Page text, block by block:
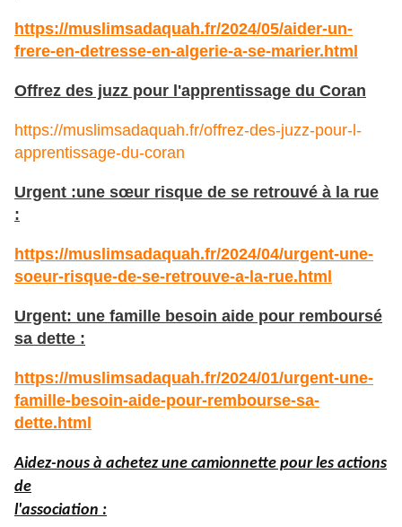
https://muslimsadaquah.fr/2024/05/aider-un-
frere-en-detresse-en-algerie-a-se-marier.html
Offrez des juzz pour l'apprentissage du Coran
https://muslimsadaquah.fr/offrez-des-juzz-pour-l-
apprentissage-du-coran
Urgent :une sœur risque de se retrouvé à la rue
:
https://muslimsadaquah.fr/2024/04/urgent-une-
soeur-risque-de-se-retrouve-a-la-rue.html
Urgent: une famille besoin aide pour remboursé
sa dette :
https://muslimsadaquah.fr/2024/01/urgent-une-
famille-besoin-aide-pour-rembourse-sa-
dette.html
Aidez-nous à achetez une camionnette pour les actions
de
l'association :